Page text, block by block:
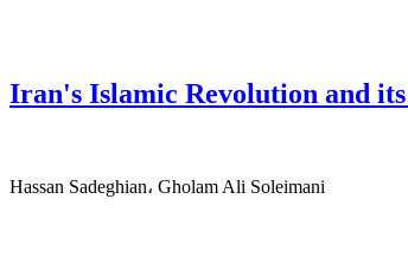
Iran's Islamic Revolution and
Hassan Sadeghian، Gholam Ali Soleimani